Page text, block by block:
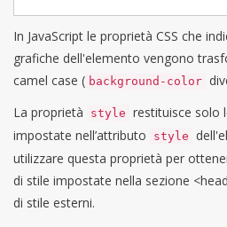
In JavaScript le proprietà CSS che
grafiche dell'elemento vengono
camel case ( background-color
La proprietà
style restituisce solo
impostate nell’attributo
style
utilizzare questa proprietà per
di stile impostate nella sezione
di stile esterni.